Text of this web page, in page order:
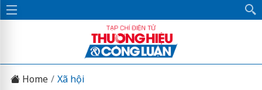
Home Xã hội